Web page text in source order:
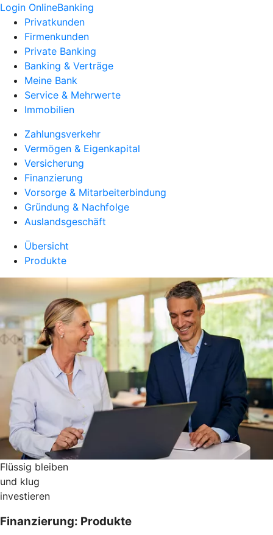
Login OnlineBanking
Privatkunden
Firmenkunden
Private Banking
Banking & Verträge
Meine Bank
Service & Mehrwerte
Immobilien
Zahlungsverkehr
Vermögen & Eigenkapital
Versicherung
Finanzierung
Vorsorge & Mitarbeiterbindung
Gründung & Nachfolge
Auslandsgeschäft
Übersicht
Produkte
Flüssig bleiben
und klug
investieren
Finanzierung: Produkte